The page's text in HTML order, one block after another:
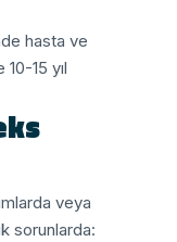
hasta ve
15 yıl
veya
sorunlarda: